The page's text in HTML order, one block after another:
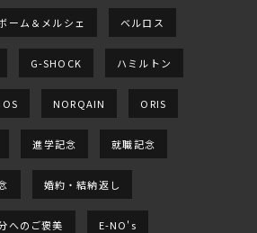
ーム＆メルシェ ベルロス
G-SHOCK ハミルトン
NORQAIN ORIS
進学記念 就職記念
婚約・結納返し
へのご褒美 E-NO's